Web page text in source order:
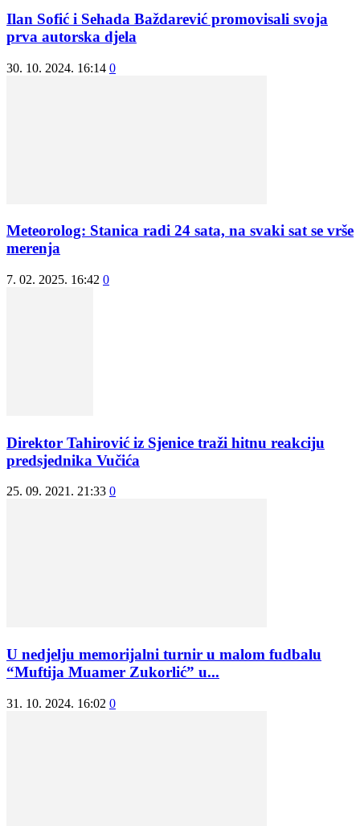
Ilan Sofić i Sehada Baždarević promovisali svoja
prva autorska djela
30. 10. 2024. 16:14 0
Meteorolog: Stanica radi 24 sata, na svaki sat se vrše
merenja
7. 02. 2025. 16:42 0
Direktor Tahirović iz Sjenice traži hitnu reakciju
predsjednika Vučića
25. 09. 2021. 21:33 0
U nedjelju memorijalni turnir u malom fudbalu
“Muftija Muamer Zukorlić” u...
31. 10. 2024. 16:02 0